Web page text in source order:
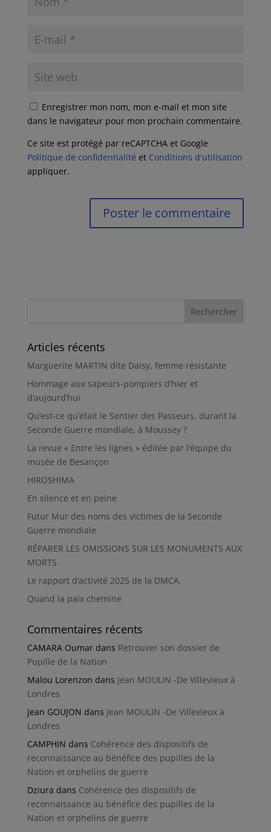
Enregistrer mon nom, mon e-mail et mon site
dans le navigateur pour mon prochain commentaire.
Ce site est protégé par reCAPTCHA et Google
Politique de confidentialité et Conditions d'utilisation
appliquer.
Articles récents
Marguerite MARTIN dite Daisy, femme résistante
Hommage aux sapeurs-pompiers d’hier et
d’aujourd’hui
Qu’est-ce qu’était le Sentier des Passeurs, durant la
Seconde Guerre mondiale, à Moussey ?
La revue « Entre les lignes » éditée par l’équipe du
musée de Besançon
HIROSHIMA
En silence et en peine
Futur Mur des noms des victimes de la Seconde
Guerre mondiale
RÉPARER LES OMISSIONS SUR LES MONUMENTS AUX
MORTS
Le rapport d’activité 2025 de la DMCA.
Quand la paix chemine
Commentaires récents
CAMARA Oumardans Retrouver son dossier de
Pupille de la Nation
Malou Lorenzon dans Jean MOULIN -De Villevieux à
Londres
Jean GOUJON dans Jean MOULIN -De Villevieux à
Londres
CAMPHIN dans Cohérence des dispositifs de
reconnaissance au bénéfice des pupilles de la
Nation et orphelins de guerre
Dziura dans Cohérence des dispositifs de
reconnaissance au bénéfice des pupilles de la
Nation et orphelins de guerre